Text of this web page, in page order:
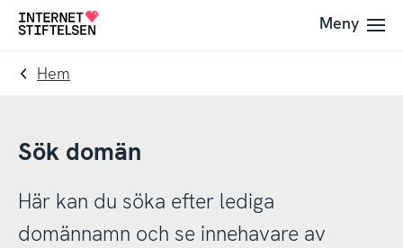
Till
navigering
Till
innehåll
Till
Meny
Hem
Sök domän
Här kan du söka efter lediga
domännamn och se innehavare av